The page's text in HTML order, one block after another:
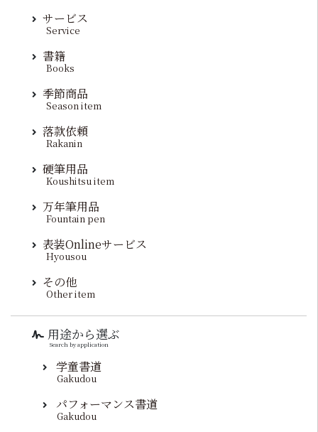
サービス
Service
書籍
Books
季節商品
Season item
落款依頼
Rakanin
硬筆用品
Koushitsu item
万年筆用品
Fountain pen
表装Onlineサービス
Hyousou
その他
Other item
用途から選ぶ
Search by application
学童書道
Gakudou
パフォーマンス書道
Gakudou